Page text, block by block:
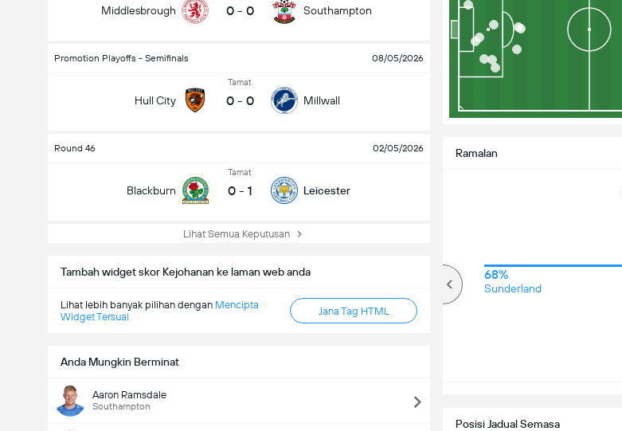
Middlesbrough 0 - 0 Southampton
Promotion Playoffs - Semifinals 08/05/2026
Hull City
Tamat
0 - 0 Millwall
Round 46 02/05/2026
Blackburn
Tamat
0 - 1 Leicester
Lihat Semua Keputusan
Tambah widget skor Kejohanan ke laman web anda
Lihat lebih banyak pilihan dengan Mencipta
Widget Tersuai
Jana Tag HTML
Anda Mungkin Berminat
Aaron Ramsdale
Southampton
Posisi Jadual Semasa
Ramalan
68%
Sunderland
Jumlah gol dalam perlawanan (2.5)